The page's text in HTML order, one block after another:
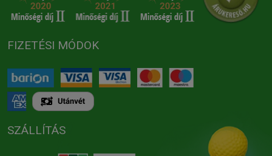
FIZETÉSI MÓDOK
SZÁLLÍTÁS